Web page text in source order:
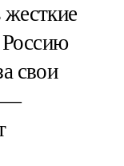
Россию
свои
—